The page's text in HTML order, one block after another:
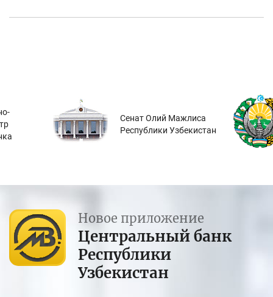
Сенат Олий Мажлиса
Республики Узбекистан
Новое приложение
Центральный банк
Республики
Узбекистан